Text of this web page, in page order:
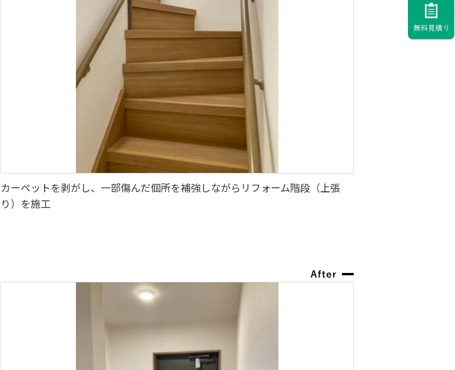
カーペットを剥がし、一部傷んだ個所を補強しながらリフォーム階段（上張
り）を施工